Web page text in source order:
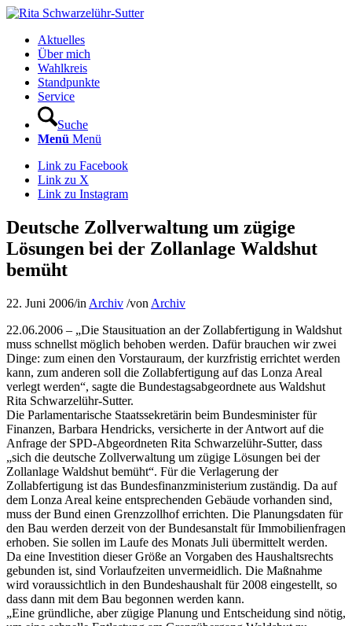
Aktuelles
Über mich
Wahlkreis
Standpunkte
Service
Suche
Menü Menü
Link zu Facebook
Link zu X
Link zu Instagram
Deutsche Zollverwaltung um zügige
Lösungen bei der Zollanlage Waldshut
bemüht
22. Juni 2006/in Archiv /von Archiv
22.06.2006 – „Die Stausituation an der Zollabfertigung in Waldshut
muss schnellst möglich behoben werden. Dafür brauchen wir zwei
Dinge: zum einen den Vorstauraum, der kurzfristig errichtet werden
kann, zum anderen soll die Zollabfertigung auf das Lonza Areal
verlegt werden“, sagte die Bundestagsabgeordnete aus Waldshut
Rita Schwarzelühr-Sutter.
Die Parlamentarische Staatssekretärin beim Bundesminister für
Finanzen, Barbara Hendricks, versicherte in der Antwort auf die
Anfrage der SPD-Abgeordneten Rita Schwarzelühr-Sutter, dass
„sich die deutsche Zollverwaltung um zügige Lösungen bei der
Zollanlage Waldshut bemüht“. Für die Verlagerung der
Zollabfertigung ist das Bundesfinanzministerium zuständig. Da auf
dem Lonza Areal keine entsprechenden Gebäude vorhanden sind,
muss der Bund einen Grenzzollhof errichten. Die Planungsdaten für
den Bau werden derzeit von der Bundesanstalt für Immobilienfragen
erhoben. Sie sollen im Laufe des Monats Juli übermittelt werden.
Da eine Investition dieser Größe an Vorgaben des Haushaltsrechts
gebunden ist, sind Vorlaufzeiten unvermeidlich. Die Maßnahme
wird voraussichtlich in den Bundeshaushalt für 2008 eingestellt, so
dass dann mit dem Bau begonnen werden kann.
„Eine gründliche, aber zügige Planung und Entscheidung sind nötig,